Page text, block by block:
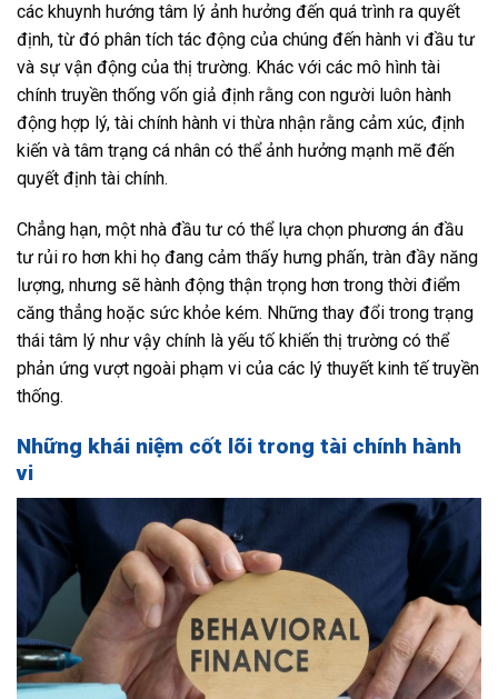
các khuynh hướng tâm lý ảnh hưởng đến quá trình ra quyết
định, từ đó phân tích tác động của chúng đến hành vi đầu tư
và sự vận động của thị trường. Khác với các mô hình tài
chính truyền thống vốn giả định rằng con người luôn hành
động hợp lý, tài chính hành vi thừa nhận rằng cảm xúc, định
kiến và tâm trạng cá nhân có thể ảnh hưởng mạnh mẽ đến
quyết định tài chính.
Chẳng hạn, một nhà đầu tư có thể lựa chọn phương án đầu
tư rủi ro hơn khi họ đang cảm thấy hưng phấn, tràn đầy năng
lượng, nhưng sẽ hành động thận trọng hơn trong thời điểm
căng thẳng hoặc sức khỏe kém. Những thay đổi trong trạng
thái tâm lý như vậy chính là yếu tố khiến thị trường có thể
phản ứng vượt ngoài phạm vi của các lý thuyết kinh tế truyền
thống.
Những khái niệm cốt lõi trong tài chính hành
vi